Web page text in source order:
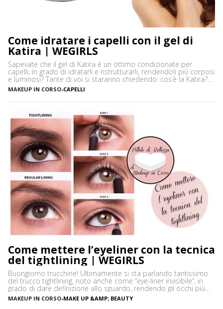
Come idratare i capelli con il gel di
Katira | WEGIRLS
Sapevate che il gel di Katira è un ottimo condizionate per
capelli, in grado di idratarli e ristrutturarli, rendendoli più corposi
e luminosi? Tante di voi si staranno chiedendo: cos’è la Katira?
La Katira o Gomma Adragante è una resina gelificante naturale
ottenuta dalla linfa essiccata di Astragalus gummifer, un piccolo
MAKEUP IN CORSO-CAPELLI
Come mettere l’eyeliner con la tecnica
del tightlining | WEGIRLS
Buongiorno trucchine! Ultimamente si sta parlando tantissimo
del trucco tightlining, noto anche come “eye-liner invisibile“, in
grado di dare definizione allo sguardo, rendendo gli occhi più
espressivi e le ciglia più folte. Ma di cosa si tratta precisamente?
Vediamo insieme cos’è tightlining e come farlo senza rischiare di
MAKEUP IN CORSO-MAKE UP &AMP; BEAUTY